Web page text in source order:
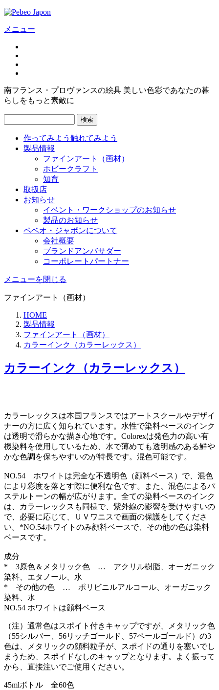
メニュー
南フランス・プロヴァンスの絵具 美しい色彩であなたの暮
らしをもっと素敵に
検索
作ってみよう 触れてみよう
製品情報
ファインアート（画材）
ホビークラフト
知育
取扱店
お知らせ
イベント・ワークショップのお知らせ
製品のお知らせ
ペベオ・ジャポンについて
会社概要
ブランドアンバサダー
コーポレートパートナー
メニューを閉じる
ファインアート（画材）
HOME
製品情報
ファインアート（画材）
カラーインク（カラーレックス）
カラーインク（カラーレックス）
カラーレックスは本国フランスではアートスクールやデザイ
ナーの方に広く知られています。水性で染料べースのインク
は透明で滑らかな描き心地です。Colorexは発色力の高い有
機染料を使用しているため、水で薄めても透明感のある鮮や
かな色調を保ちやすいのが特長です。混色可能です。
NO.54 ホワイトは完全な不透明色（顔料ベース）で、混色
により彩度を落とす際に便利な色です。また、混色によるパ
ステルトーンの幅が広がります。全ての染料ベースのインク
は、カラーレックスも同様で、紫外線の影響を受けやすいの
で、必要に応じて、ＵＶワニスで画面の保護をしてくださ
い。*NO.54ホワイトのみ顔料ベースで、その他の色は染料
ベースです。
成分
* 3原色＆メタリック色 … アクリル樹脂、オーガニック
染料、エタノール、水
* その他の色 … ポリビニルアルコール、オーガニック
染料、水
NO.54 ホワイトは顔料ベース
（注）通常色はスポイト付きキャップですが、メタリック色
（55シルバー、56リッチゴールド、57ペールゴールド）の3
色は、メタリックの顔料粒子が、スポイドの通りを塞いでし
まうため、スポイドなしのキャップとなります。よく振って
から、直接注いでご使用ください。
45mlボトル 全60色